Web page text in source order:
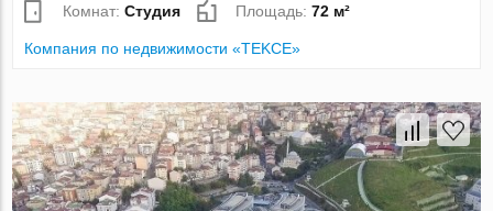
Комнат:Студия Площадь:72 м²
Компания по недвижимости «TEKCE»